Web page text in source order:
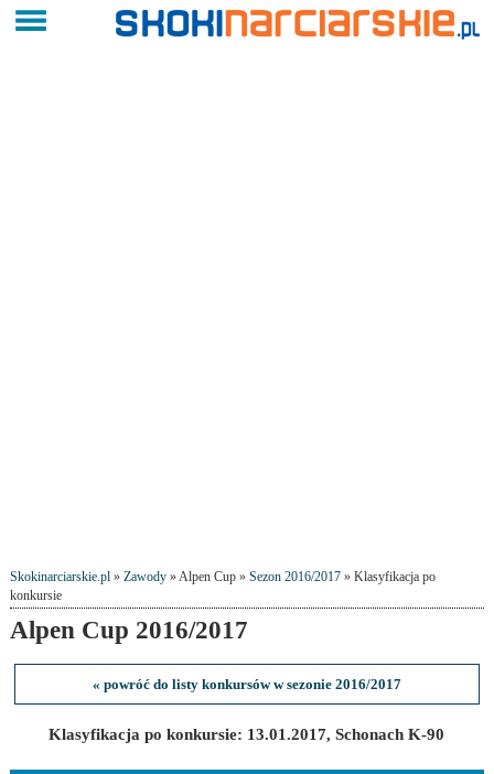
Skokinarciarskie.pl» Zawody» Alpen Cup » Sezon 2016/2017» Klasyfikacja po
konkursie
Alpen Cup 2016/2017
« powróć do listy konkursów w sezonie 2016/2017
Klasyfikacja po konkursie: 13.01.2017, Schonach K-90